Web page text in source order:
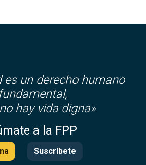
es un derecho humano
fundamental,
hay vida digna»
a la FPP
Suscríbete